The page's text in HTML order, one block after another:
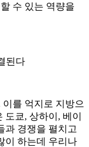
수 있는 역량을
된다
를 억지로 지방으
쿄, 상하이, 베이
과 경쟁을 펼치고
이 하는데 우리나